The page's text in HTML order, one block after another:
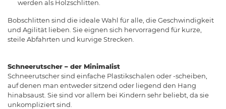
werden als Holzschlitten.
Bobschlitten sind die ideale Wahl für alle, die Geschwindigkeit
und Agilität lieben. Sie eignen sich hervorragend für kurze,
steile Abfahrten und kurvige Strecken.
Schneerutscher – der Minimalist
Schneerutscher sind einfache Plastikschalen oder -scheiben,
auf denen man entweder sitzend oder liegend den Hang
hinabsaust. Sie sind vor allem bei Kindern sehr beliebt, da sie
unkompliziert sind.